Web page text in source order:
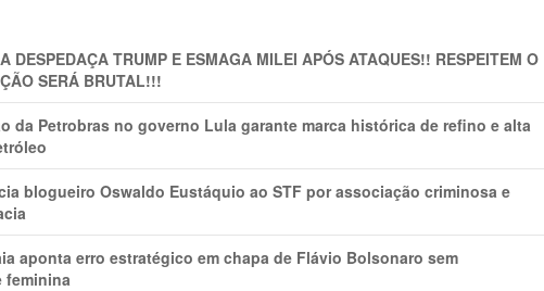
DESPEDAÇA TRUMP E ESMAGA MILEI APÓS ATAQUES!! RESPEITEM O
SERÁ BRUTAL!!!
da Petrobras no governo Lula garante marca histórica de refino e alta
blogueiro Oswaldo Eustáquio ao STF por associação criminosa e
aponta erro estratégico em chapa de Flávio Bolsonaro sem
feminina